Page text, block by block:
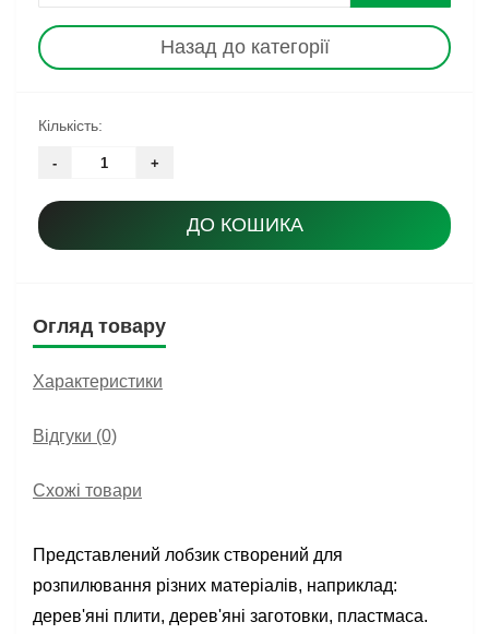
Назад до категорії
Кількість:
- +
ДО КОШИКА
Огляд товару
Характеристики
Відгуки (0)
Схожі товари
Представлений лобзик створений для
розпилювання різних матеріалів, наприклад:
дерев'яні плити, дерев'яні заготовки, пластмаса.